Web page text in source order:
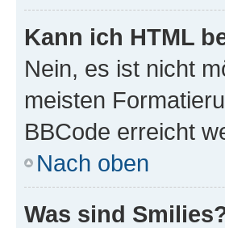
Kann ich HTML
Nein, es ist nicht
meisten
BBCode erreicht
Nach oben
Was sind